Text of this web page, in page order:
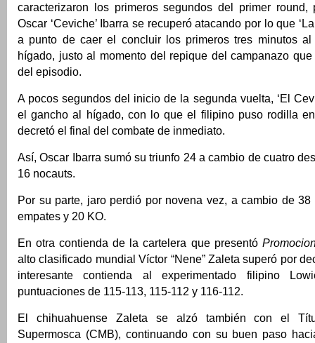
caracterizaron los primeros segundos del primer round,
Oscar ‘Ceviche’ Ibarra se recuperó atacando por lo que
a punto de caer el concluir los primeros tres minutos
hígado, justo al momento del repique del campanazo
del episodio.
A pocos segundos del inicio de la segunda vuelta, ‘El
el gancho al hígado, con lo que el filipino puso rodilla
decretó el final del combate de inmediato.
Así, Oscar Ibarra sumó su triunfo 24 a cambio de cuatro
16 nocauts.
Por su parte, jaro perdió por novena vez, a cambio de
empates y 20 KO.
En otra contienda de la cartelera que presentó
alto clasificado mundial Víctor “Nene” Zaleta superó por
interesante contienda al experimentado filipino
puntuaciones de 115-113, 115-112 y 116-112.
El chihuahuense Zaleta se alzó también con el
Supermosca (CMB), continuando con su buen paso